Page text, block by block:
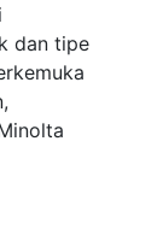
dan tipe